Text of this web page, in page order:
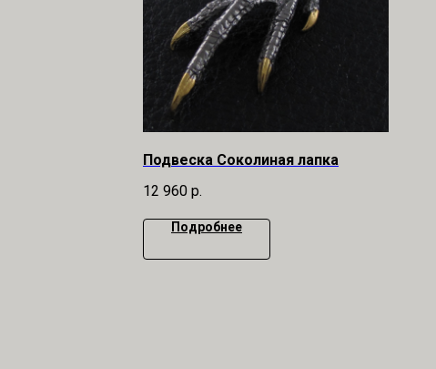
Подвеска Соколиная лапка
12 960 р.
Подробнее